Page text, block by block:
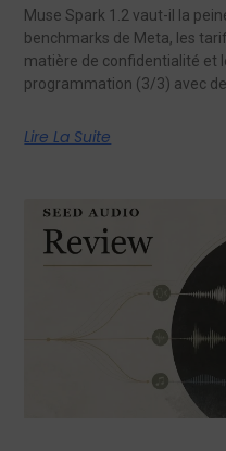
Muse Spark 1.2 vaut-il la
benchmarks de Meta, les
matière de confidentialité et
programmation (3/3) avec
Lire La Suite